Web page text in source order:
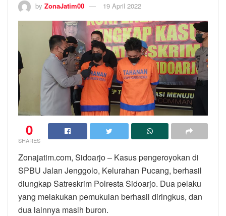
by ZonaJatim00 19 April 2022
0
SHARES
Zonajatim.com, Sidoarjo – Kasus pengeroyokan di
SPBU Jalan Jenggolo, Kelurahan Pucang, berhasil
diungkap Satreskrim Polresta Sidoarjo. Dua pelaku
yang melakukan pemukulan berhasil diringkus, dan
dua lainnya masih buron.